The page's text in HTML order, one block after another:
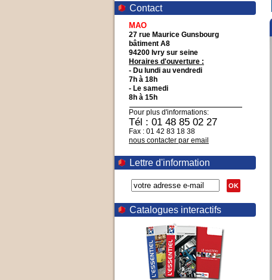
Contact
MAO
27 rue Maurice Gunsbourg
bâtiment A8
94200 Ivry sur seine
Horaires d'ouverture :
- Du lundi au vendredi
7h à 18h
- Le samedi
8h à 15h
Pour plus d'informations:
Tél : 01 48 85 02 27
Fax : 01 42 83 18 38
nous contacter par email
Lettre d'information
OK
Catalogues interactifs